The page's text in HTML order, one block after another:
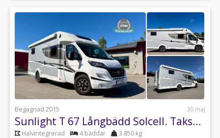
Begagnad 2015 30 maj
Sunlight T 67 Långbädd Solcell. Taksäng
Halvintegrerad 4 bäddar 3 850 kg